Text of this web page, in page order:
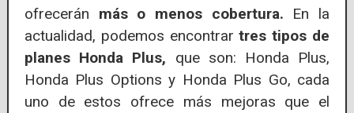
ofrecerán más o menos cobertura. En la
actualidad, podemos encontrar tres tipos de
planes Honda Plus, que son: Honda Plus,
Honda Plus Options y Honda Plus Go, cada
uno de estos ofrece más mejoras que el